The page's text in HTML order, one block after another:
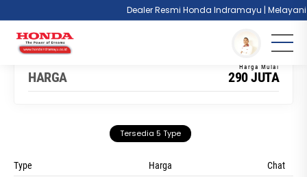
Beranda/Model/HONDA WR-V
Dealer Resmi Honda Indramayu | Melayani
HARGA 290 JUTA
Tersedia 5 Type
Type Harga Chat